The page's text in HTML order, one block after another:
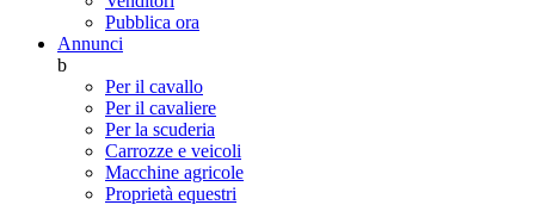
Pubblica ora
Annunci
b
Per il cavallo
Per il cavaliere
Per la scuderia
Carrozze e veicoli
Macchine agricole
Proprietà equestri